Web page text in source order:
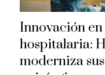
Innovación
hospitalaria:
moderniza